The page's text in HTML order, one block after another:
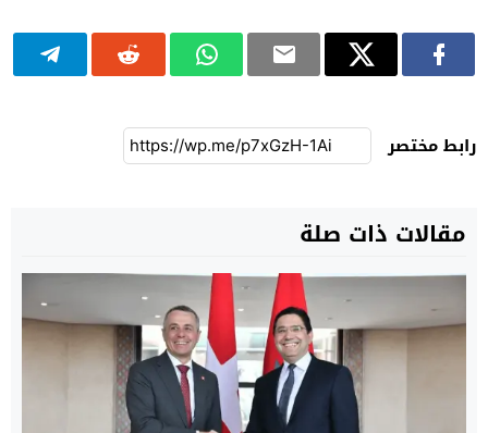
رابط مختصر
مقالات ذات صلة